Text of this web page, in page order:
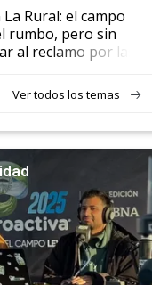
Rural: el campo
rumbo, pero sin
al reclamo por las
Ver todos los temas